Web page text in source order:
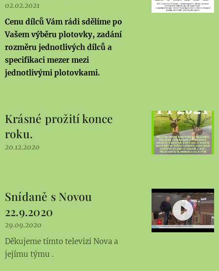
02.02.2021
Cenu dílců Vám rádi sdělíme po
Vašem výběru plotovky, zadání
rozměru jednotlivých dílců a
specifikaci mezer mezi
jednotlivými plotovkami.
Krásné prožití konce
roku.
20.12.2020
Snídaně s Novou
22.9.2020
29.09.2020
Děkujeme tímto televizi Nova a
jejímu týmu .